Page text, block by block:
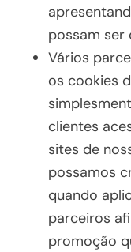
possam ser
Vários
os cookies
clientes
sites de
possamos
quando
parceiros
promoção